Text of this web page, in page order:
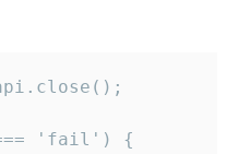
'fail') {